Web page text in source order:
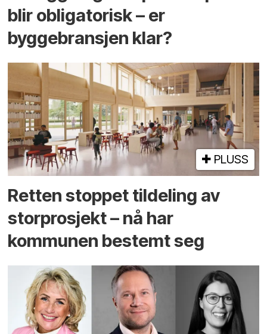
blir obligatorisk – er
byggebransjen klar?
PLUSS
Retten stoppet tildeling av
storprosjekt – nå har
kommunen bestemt seg